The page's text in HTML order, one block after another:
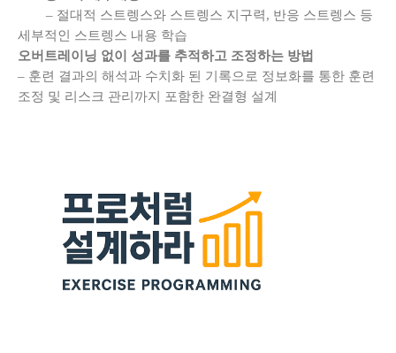
– 절대적 스트렝스와 스트렝스 지구력, 반응 스트렝스 등
세부적인 스트렝스 내용 학습
오버트레이닝 없이 성과를 추적하고 조정하는 방법
– 훈련 결과의 해석과 수치화 된 기록으로 정보화를 통한 훈련
조정 및 리스크 관리까지 포함한 완결형 설계